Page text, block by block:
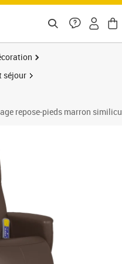
séjour
repose-pieds marron